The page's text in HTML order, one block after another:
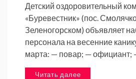
Детский оздоровительный
«Буревестник» (пос.
Зеленогорском) объявляет
персонала на весенние
марта: — повар; — официант;
Читать далее